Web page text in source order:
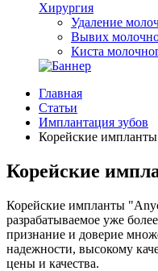
Хирургия
Удаление
Вывих
Киста
Главная
Статьи
Имплантация зубов
Корейские
Корейские
Корейские импланты
разрабатываемое уже
признание и доверие
надежности, высокому
цены и качества.